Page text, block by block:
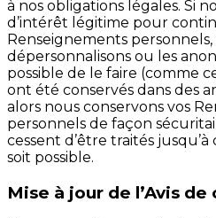
à nos obligations légales. Si
d’intérêt légitime pour
Renseignements
dépersonnalisons ou les
possible de le faire (comme
ont été conservés dans des
alors nous conservons vos
personnels de façon
cessent d’être traités
soit possible.
Mise à jour de l’Avis